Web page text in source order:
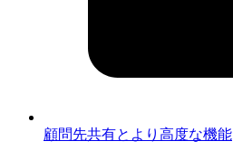
顧問先共有とより高度な機能